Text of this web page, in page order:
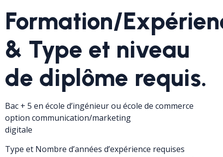
Formation/
& Type et niveau
de diplôme requis.
Bac + 5 en école d’ingénieur ou école de commerce
option communication/marketing
digitale
Type et Nombre d’années d’expérience requises